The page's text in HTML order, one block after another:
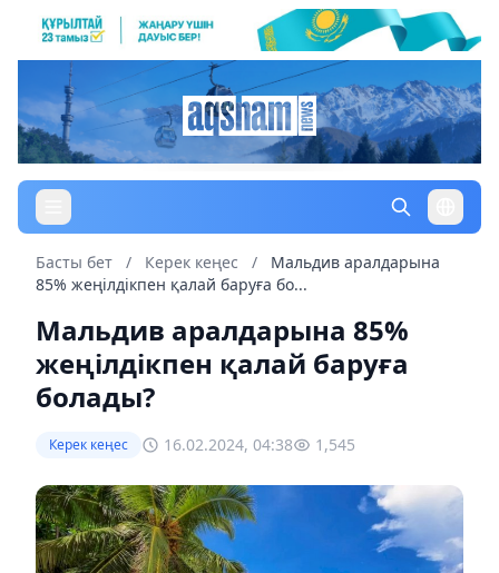
Басты бет / Керек кеңес /
Мальдив аралдарына
85% жеңілдікпен қалай баруға бо...
Мальдив аралдарына 85%
жеңілдікпен қалай баруға
болады?
Керек кеңес 16.02.2024, 04:38 1,545